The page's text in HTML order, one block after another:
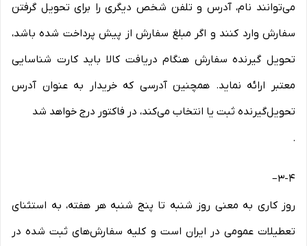
می‌توانند نام، آدرس و تلفن شخص دیگری را برای تحویل گرفتن
سفارش وارد کنند و اگر مبلغ سفارش از پیش پرداخت شده باشد،
تحویل گیرنده سفارش هنگام دریافت کالا باید کارت شناسایی
معتبر ارائه نماید. همچنین آدرسی که خریدار به عنوان آدرس
تحویل‌گیرنده ثبت یا انتخاب می‌کند، در فاکتور درج خواهد شد
.
3-۴–
روز کاری به معنی روز شنبه تا پنج شنبه هر هفته، به استثنای
تعطیلات عمومی در ایران است و کلیه سفارش‏‌های ثبت شده در